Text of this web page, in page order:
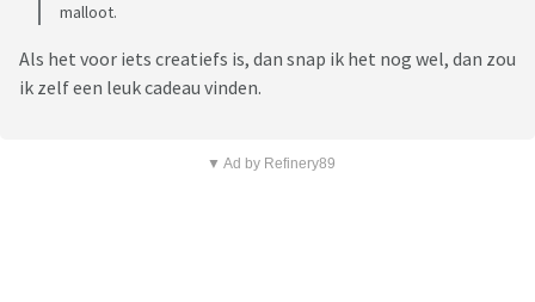
malloot.
Als het voor iets creatiefs is, dan snap ik het nog wel, dan zou
ik zelf een leuk cadeau vinden.
▼ Ad by Refinery89